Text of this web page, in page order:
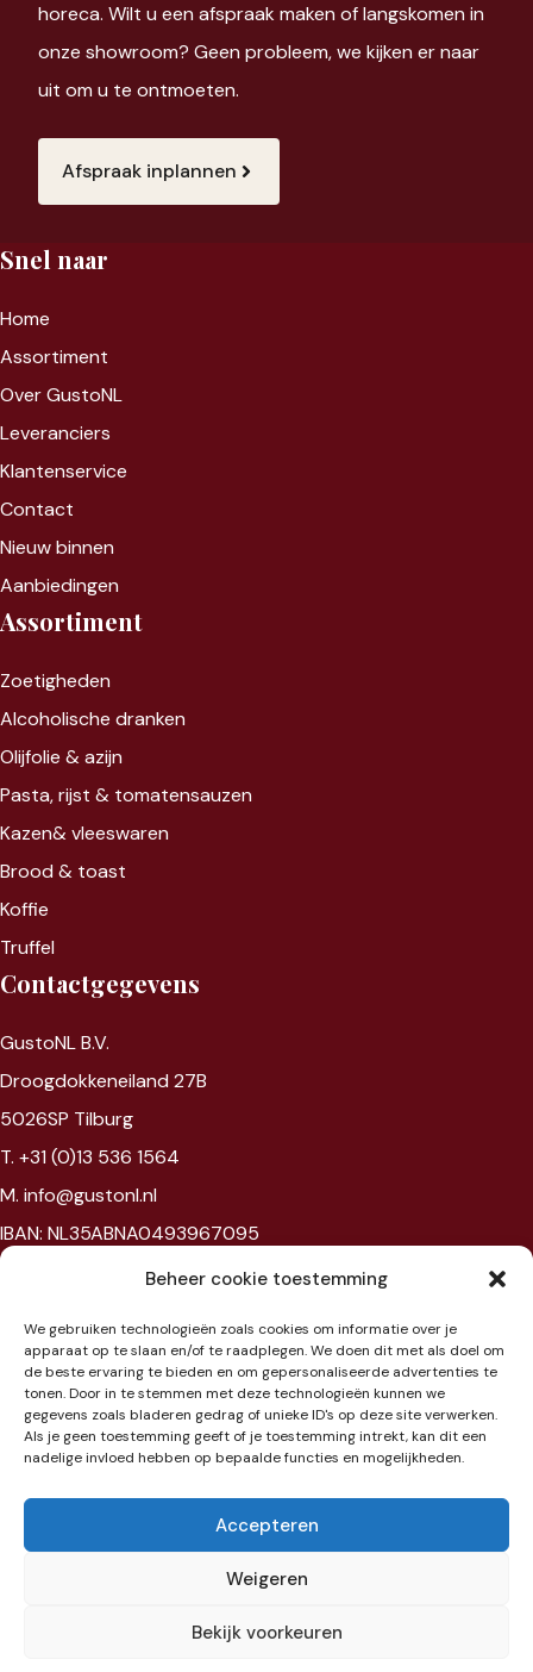
Beheer cookie toestemming
We gebruiken technologieën zoals cookies om informatie over je
apparaat op te slaan en/of te raadplegen. We doen dit met als doel om
de beste ervaring te bieden en om gepersonaliseerde advertenties te
tonen. Door in te stemmen met deze technologieën kunnen we
gegevens zoals bladeren gedrag of unieke ID's op deze site verwerken.
Als je geen toestemming geeft of je toestemming intrekt, kan dit een
nadelige invloed hebben op bepaalde functies en mogelijkheden.
Accepteren
Weigeren
Bekijk voorkeuren
horeca. Wilt u een afspraak maken of langskomen in
onze showroom? Geen probleem, we kijken er naar
uit om u te ontmoeten.
Afspraak inplannen
Snel naar
Home
Assortiment
Over GustoNL
Leveranciers
Klantenservice
Contact
Nieuw binnen
Aanbiedingen
Assortiment
Zoetigheden
Alcoholische dranken
Olijfolie & azijn
Pasta, rijst & tomatensauzen
Kazen&vleeswaren
Brood & toast
Koffie
Truffel
Contactgegevens
GustoNL B.V.
Droogdokkeneiland 27B
5026SP Tilburg
T. +31 (0)13 536 1564
M. info@gustonl.nl
IBAN: NL35ABNA0493967095
VAT: NL867594172B01
BTW: NL867594172B01
Showroom
Jaarbeursplein 6
3521 AL Utrecht
Etage 3